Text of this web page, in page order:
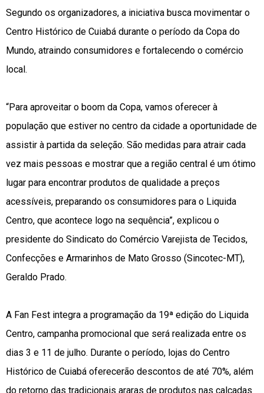
Segundo os organizadores, a iniciativa busca movimentar o
Centro Histórico de Cuiabá durante o período da Copa do
Mundo, atraindo consumidores e fortalecendo o comércio
local.
“Para aproveitar o boom da Copa, vamos oferecer à
população que estiver no centro da cidade a oportunidade de
assistir à partida da seleção. São medidas para atrair cada
vez mais pessoas e mostrar que a região central é um ótimo
lugar para encontrar produtos de qualidade a preços
acessíveis, preparando os consumidores para o Liquida
Centro, que acontece logo na sequência”, explicou o
presidente do Sindicato do Comércio Varejista de Tecidos,
Confecções e Armarinhos de Mato Grosso (Sincotec-MT),
Geraldo Prado.
A Fan Fest integra a programação da 19ª edição do Liquida
Centro, campanha promocional que será realizada entre os
dias 3 e 11 de julho. Durante o período, lojas do Centro
Histórico de Cuiabá oferecerão descontos de até 70%, além
do retorno das tradicionais araras de produtos nas calçadas